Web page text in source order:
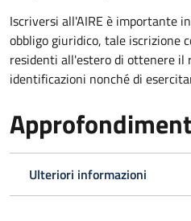
Iscriversi all'AIRE è importante
obbligo giuridico, tale iscrizione
residenti all'estero di ottenere il
identificazioni nonché di
Ulteriori informazioni